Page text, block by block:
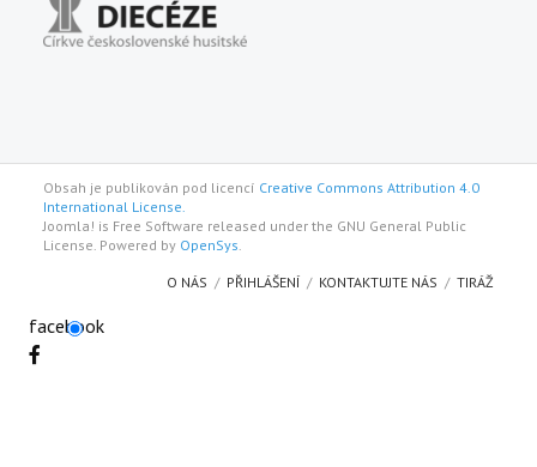
Obsah je publikován pod licencí Creative Commons Attribution 4.0
International License.
Joomla! is Free Software released under the GNU General Public
License. Powered by OpenSys
O NÁS PŘIHLÁŠENÍ KONTAKTUJTE NÁS TIRÁŽ
facebook